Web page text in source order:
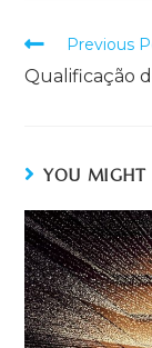
Previous
Qualificação
YOU MIGHT